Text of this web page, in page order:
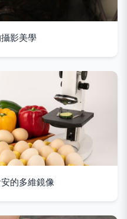
影美學
的多維鏡像